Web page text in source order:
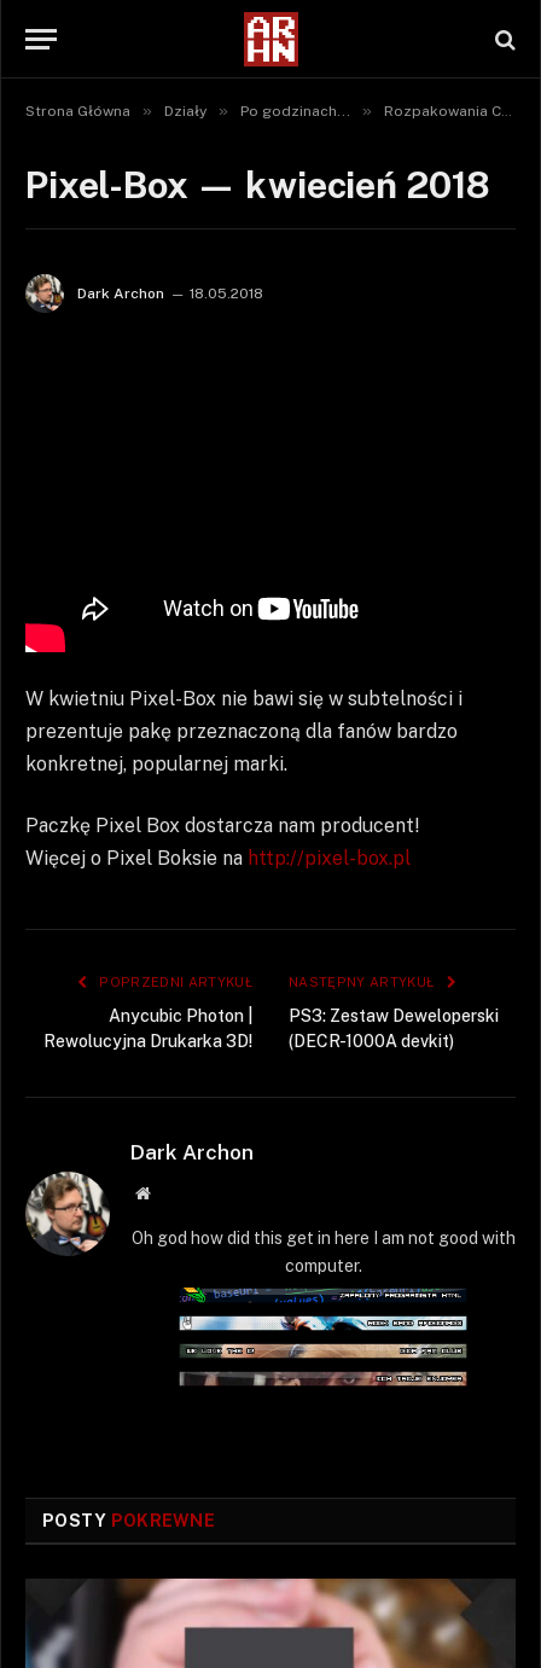
Strona Główna » Działy » Po godzinach... » Rozpakowania Crate'ów
Pixel-Box — kwiecień 2018
Dark Archon 18.05.2018
W kwietniu Pixel-Box nie bawi się w subtelności i
prezentuje pakę przeznaczoną dla fanów bardzo
konkretnej, popularnej marki.
Paczkę Pixel Box dostarcza nam producent!
Więcej o Pixel Boksie na http://pixel-box.pl
POPRZEDNI ARTYKUŁ
Anycubic Photon |
Rewolucyjna Drukarka 3D!
NASTĘPNY ARTYKUŁ
PS3: Zestaw Deweloperski
(DECR-1000A devkit)
Dark Archon
Strona
Oh god how did this get in here I am not good with
computer.
POSTY POKREWNE